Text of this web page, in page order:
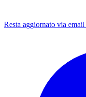
Resta aggiornato via email